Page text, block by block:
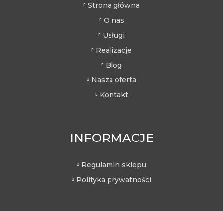
Strona główna
O nas
Usługi
Realizacje
Blog
Nasza oferta
Kontakt
INFORMACJE
Regulamin sklepu
Polityka prywatności